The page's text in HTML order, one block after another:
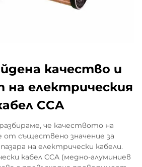
качество и
на електрическия
CCA
че качеството на
съществено значение за
на електрически кабели.
кабел CCA (медно-алуминиев